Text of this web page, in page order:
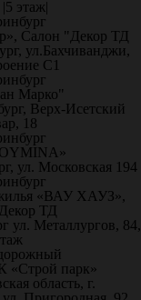
этаж|
Салон "Декор ТД
ул.Бахчиванджи,
С1
Марко"
Верх-Исетский
18
ул. Московская 194
«ВАУ ХАУЗ»,
ТД
ул. Металлургов, 84,
«Строй парк»
область, г.